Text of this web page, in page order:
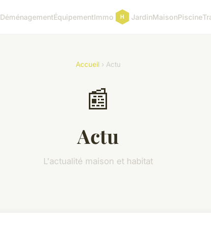
DéménagementÉquipementImmo JardinMaisonPiscine
Accueil› Actu
📰
Actu
L'actualité maison et habitat